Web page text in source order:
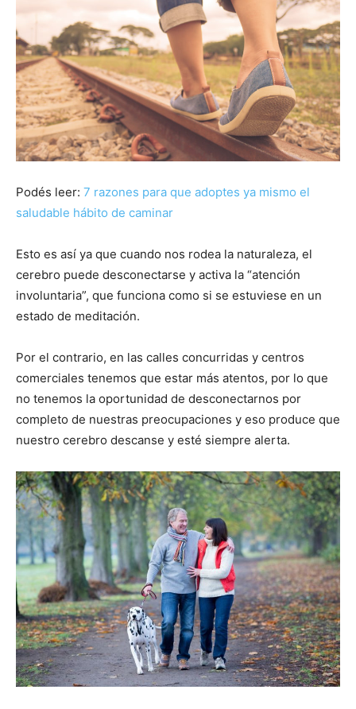
Podés leer: 7 razones para que adoptes ya mismo el
saludable hábito de caminar
Esto es así ya que cuando nos rodea la naturaleza, el
cerebro puede desconectarse y activa la “atención
involuntaria”, que funciona como si se estuviese en un
estado de meditación.
Por el contrario, en las calles concurridas y centros
comerciales tenemos que estar más atentos, por lo que
no tenemos la oportunidad de desconectarnos por
completo de nuestras preocupaciones y eso produce que
nuestro cerebro descanse y esté siempre alerta.